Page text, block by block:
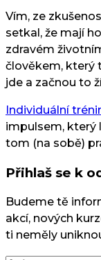
Vím, ze
setkal, že mají
zdravém
člověkem, který
jde a začnou to
Individuální
impulsem, který
tom (na sobě)
Přihlaš se k
Budeme tě
akcí, nových
ti neměly